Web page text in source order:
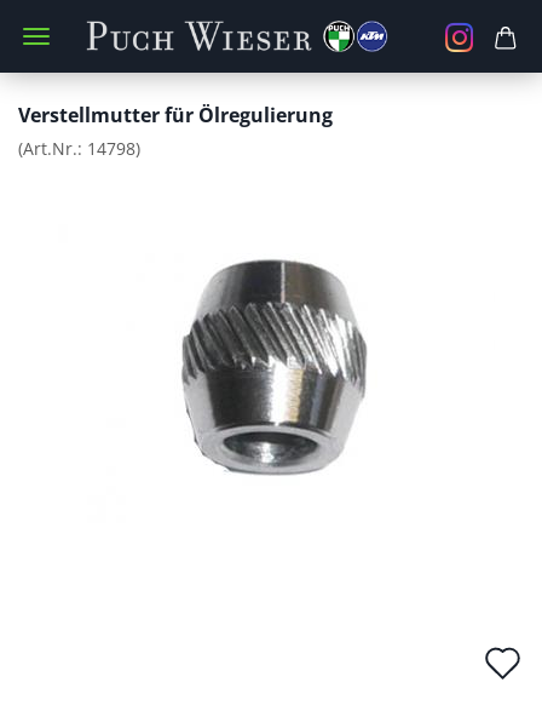
Verstellmutter für Ölregulierung
(Art.Nr.: 14798)